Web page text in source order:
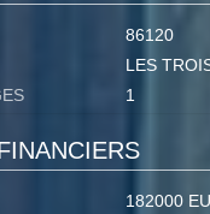
86120
LES
1
182000